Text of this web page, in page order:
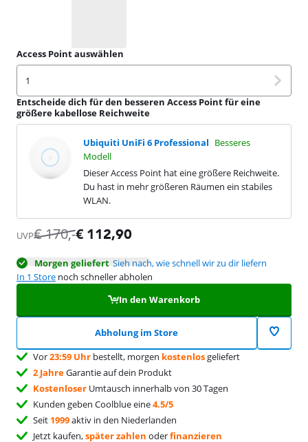
Access Point auswählen
1
Entscheide dich für den besseren Access Point für eine
größere kabellose Reichweite
Ubiquiti UniFi 6 Professional Besseres
Modell
Dieser Access Point hat eine größere Reichweite.
Du hast in mehr größeren Räumen ein stabiles
WLAN.
UVP€170,-€ 112,90
Morgen geliefert Sieh nach, wie schnell wir zu dir liefern
In 1 Store noch schneller abholen
In den Warenkorb
Abholung im Store
Vor23:59 Uhr bestellt, morgen kostenlosgeliefert
2 JahreGarantie auf dein Produkt
Kostenloser Umtausch innerhalb von 30 Tagen
Kunden geben Coolblue eine4.5/5
Seit 1999aktiv in den Niederlanden
Jetzt kaufen,später zahlen oderfinanzieren